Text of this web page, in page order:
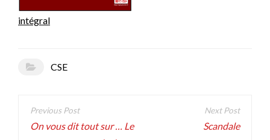
intégral
CSE
Navigation
de
On vous dit tout sur … Le
Scandale